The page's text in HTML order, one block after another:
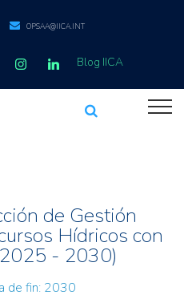
OPSAA@IICA.INT
Blog IICA
de Gestión
Hídricos con
- 2030)
de fin: 2030